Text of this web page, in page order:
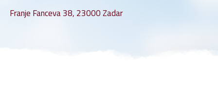
Franje Fanceva 38, 23000 Zadar